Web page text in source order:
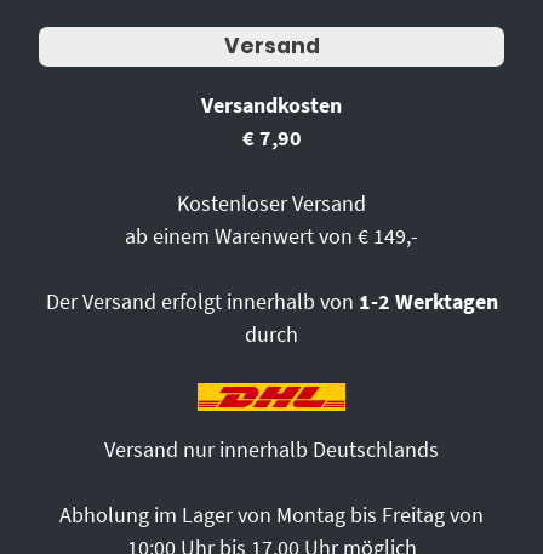
Versand
Versandkosten
€ 7,90
Kostenloser Versand
ab einem Warenwert von € 149,-
Der Versand erfolgt innerhalb von 1-2 Werktagen
durch
Versand nur innerhalb Deutschlands
Abholung im Lager von Montag bis Freitag von
10:00 Uhr bis 17.00 Uhr möglich